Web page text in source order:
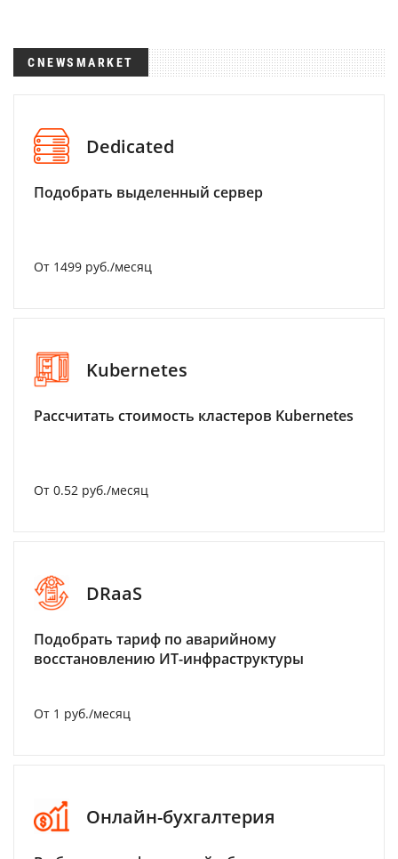
CNEWSMARKET
Dedicated
Подобрать выделенный сервер
От 1499 руб./месяц
Kubernetes
Рассчитать стоимость кластеров Kubernetes
От 0.52 руб./месяц
DRaaS
Подобрать тариф по аварийному
восстановлению ИТ-инфраструктуры
От 1 руб./месяц
Онлайн-бухгалтерия